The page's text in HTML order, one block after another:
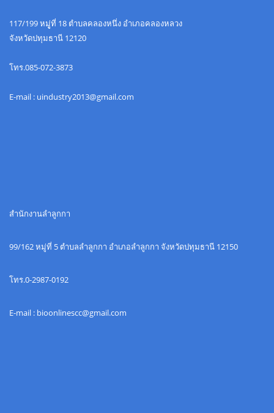
117/199 หมูู่ที่ 18 ตำบลคลองหนึ่ง อำเภอคลองหลวง
จังหวัดปทุมธานี 12120
โทร.085-072-3873
E-mail : uindustry2013@gmail.com
สำนักงานลำลูกกา
99/162 หมู่ที่ 5 ตำบลลำลูกกา อำเภอลำลูกกา จังหวัดปทุมธานี 12150
โทร.0-2987-0192
E-mail : bioonlinescc@gmail.com